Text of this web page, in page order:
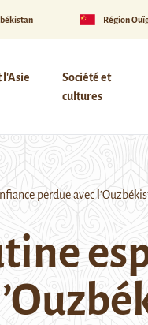
Région
l'Asie
Société et
cultures
perdue avec